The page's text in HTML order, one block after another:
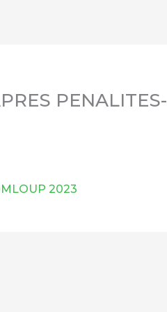
PENALITES-
2023